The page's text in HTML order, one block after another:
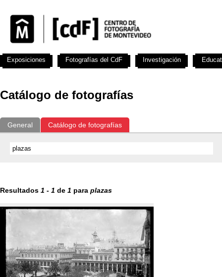
Catálogo de fotografías
General Catálogo de fotografías
Resultados 1 - 1 de 1 para plazas
Exposiciones Fotografías del CdF Investigación